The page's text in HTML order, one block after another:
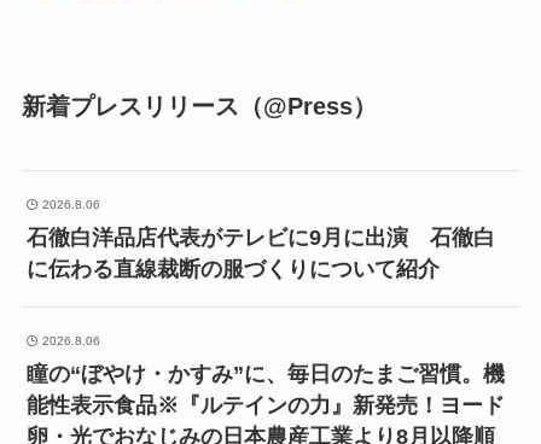
新着プレスリリース（@Press）
2026.8.06
石徹白洋品店代表がテレビに9月に出演 石徹白
に伝わる直線裁断の服づくりについて紹介
2026.8.06
瞳の“ぼやけ・かすみ”に、毎日のたまご習慣。機
能性表示食品※『ルテインの力』新発売！ヨード
卵・光でおなじみの日本農産工業より8月以降順